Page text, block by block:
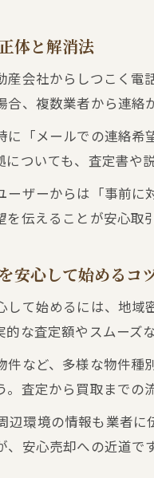
査定額
不動産
複数社
買取再販と
不動産
買取再
買取再
不動産
体と解消法
会社からしつこく
、複数業者から連
に「メールでの連絡
ついても、査定書
ザーからは「事前
伝えることが安心取
安心して始めるコ
て始めるには、地
な査定額やスムーズ
件など、多様な物件
査定から買取まで
辺環境の情報も業者
安心売却への近道です